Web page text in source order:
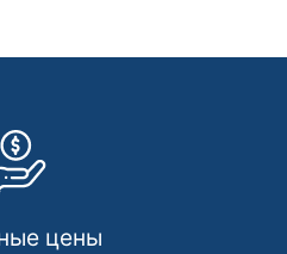
цены